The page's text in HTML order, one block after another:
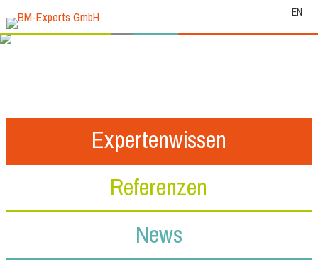
EN
Expertenwissen
Referenzen
News